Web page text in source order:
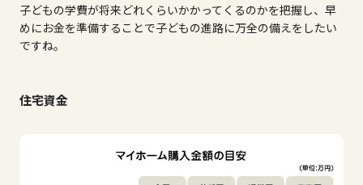
子どもの学費が将来どれくらいかかってくるのかを把握し、早
めにお金を準備することで子どもの進路に万全の備えをしたい
ですね。
住宅資金